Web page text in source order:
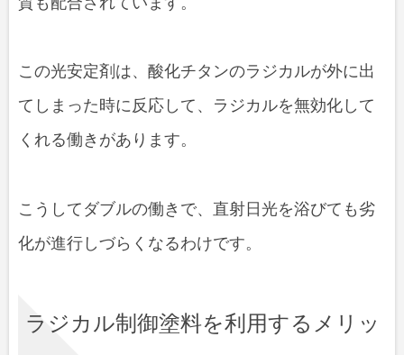
この光安定剤は、酸化チタンのラジカルが外に出
てしまった時に反応して、ラジカルを無効化して
くれる働きがあります。
こうしてダブルの働きで、直射日光を浴びても劣
化が進行しづらくなるわけです。
ラジカル制御塗料を利用するメリッ